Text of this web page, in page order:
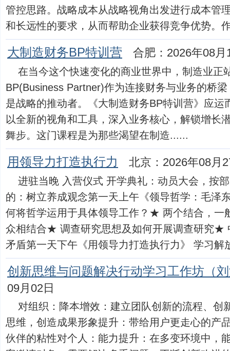
管控思路。战略成本从战略视角出发进行成本管
和长远性的要求，从而帮助企业获得竞争优势。
大制造财务BP特训营 合肥：2026年08月
在当今这个快速变化的商业世界中，制造业正
BP(Business Partner)作为连接财务与业务的桥
是战略的推动者。《大制造财务BP特训营》应运
以全新的视角和工具，深入业务核心，解锁增长
舞步。这门课程是为那些渴望在制造......
用领导力打造执行力 北京：2026年08月
进驻当晚 入营仪式 开学典礼：动员大会，按
的：树立养成观念第一天上午《领导哲学：毛泽
何将哲学运用于具体领导工作？★ 两个结合，一
众相结合★ 调查研究思想及如何开展调查研究★
矛盾第一天下午《用领导力打造执行力》 学习解
创新思维与问题解决行动学习工作坊（
09月02日
对组织：降本增效：建立团队创新的流程、创
思维，创造成果形象提升：带给用户更走心的产
伙伴的粘性对个人：能力提升：在多变环境中，